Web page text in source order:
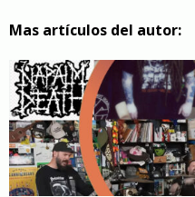
Mas artículos del autor: